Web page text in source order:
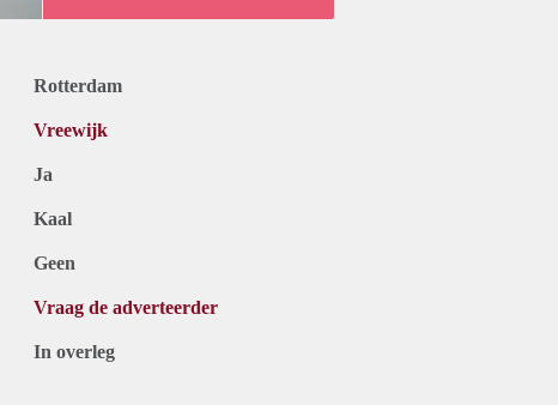
Rotterdam
Vreewijk
Ja
Kaal
Geen
Vraag de adverteerder
In overleg